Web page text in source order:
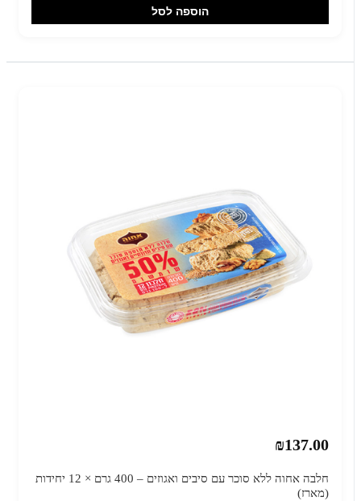
הוספה לסל
₪137.00
חלבה אחוה ללא סוכר עם סיבים ואגוזים – 400 גרם × 12 יחידות
(מארז)